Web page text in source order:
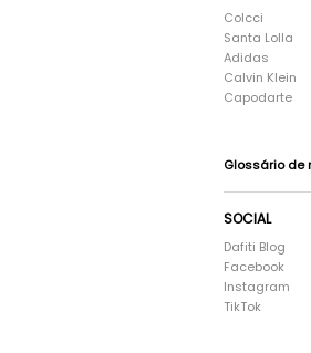
Colcci
Santa Lolla
Adidas
Calvin Klein
Capodarte
Glossário de
SOCIAL
Dafiti Blog
Facebook
Instagram
TikTok